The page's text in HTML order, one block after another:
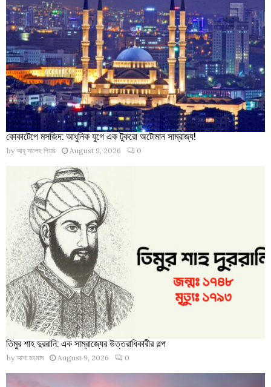
কোকাটেপে মসজিদ: আধুনিক যুগে এক টুকরো অটোমান সাম্রাজ্য!
by আবু সালেহ পিয়ার August 9, 2026 0
তিমুর শাহ দুররানি: এক সাম্রাজ্যের উত্তরাধিকারীর গল্প
by আশা রহমান August 9, 2026 0